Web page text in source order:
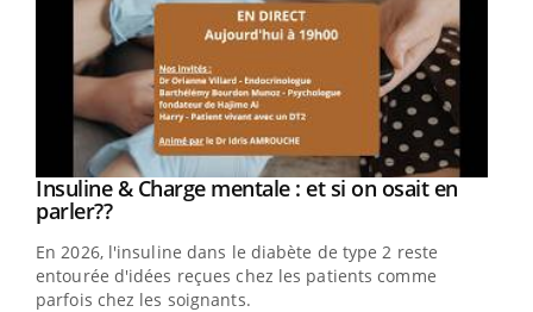
Youtube
Insuline & Charge mentale : et si on osait en
parler??Youtube
En 2026, l'insuline dans le diabète de type 2 reste
entourée d'idées reçues chez les patients comme
parfois chez les soignants.